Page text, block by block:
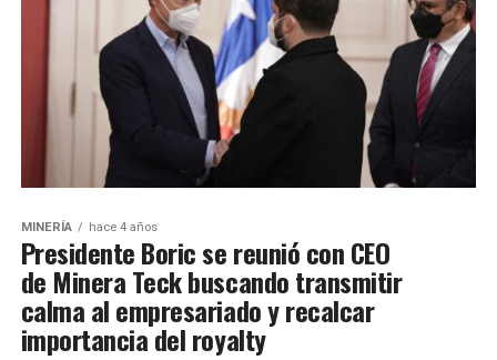
MINERÍA hace 4 años
Presidente Boric se reunió con CEO
de Minera Teck buscando transmitir
calma al empresariado y recalcar
importancia del royalty